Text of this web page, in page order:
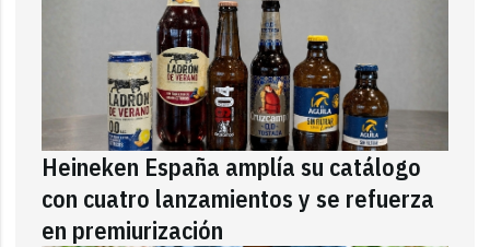
Heineken España amplía su catálogo
con cuatro lanzamientos y se refuerza
en premiurización